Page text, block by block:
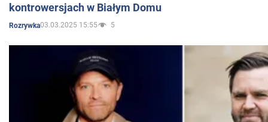
kontrowersjach w Białym Domu
Rozrywka03.03.2025 15:55 5